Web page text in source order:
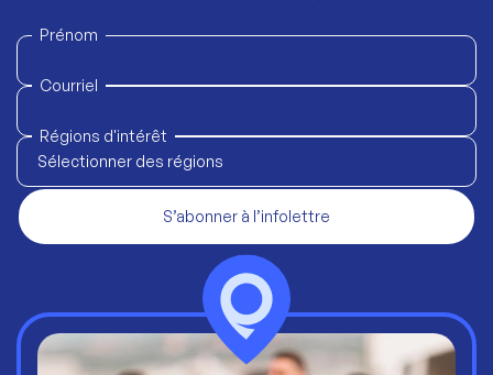
Prénom
Courriel
Régions d'intérêt
Sélectionner des régions
S’abonner à l’infolettre